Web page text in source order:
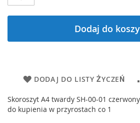
Dodaj do
DODAJ DO LISTY ŻYCZEŃ
Skoroszyt A4 twardy SH-00-01
do kupienia w przyrostach co 1